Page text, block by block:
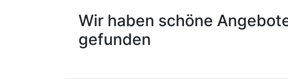
Wir haben schöne
gefunden